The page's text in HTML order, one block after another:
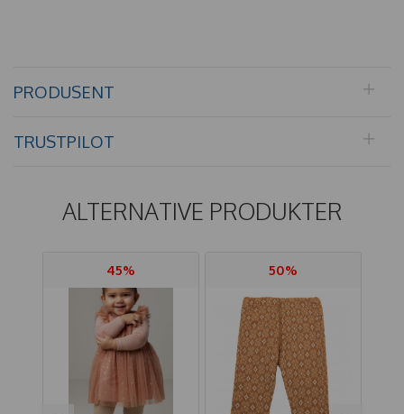
PRODUSENT
TRUSTPILOT
ALTERNATIVE PRODUKTER
45% 50%